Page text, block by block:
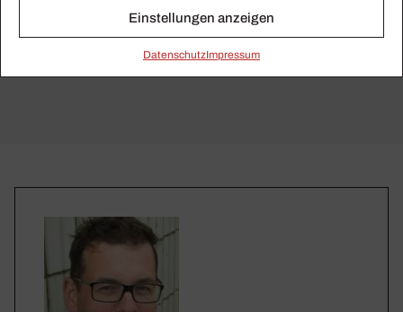
Einstellungen anzeigen
Daten­schutzImpressum